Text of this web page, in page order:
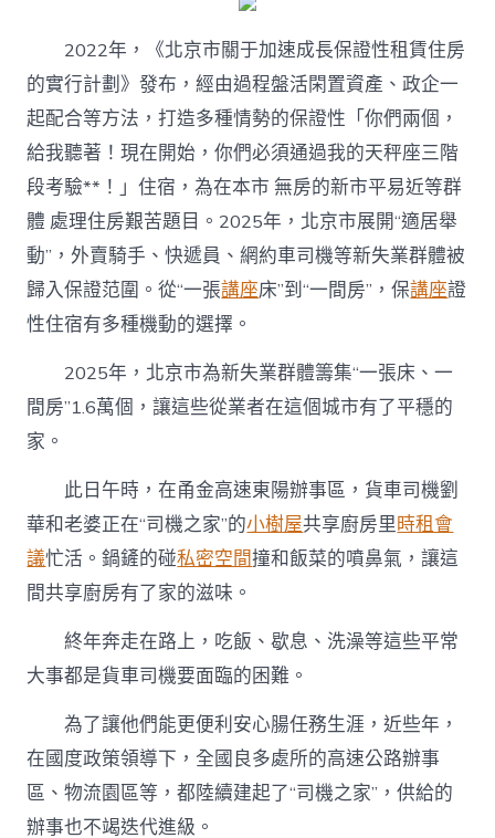
2022年，《北京市關于加速成長保證性租賃住房
的實行計劃》發布，經由過程盤活閑置資產、政企一
起配合等方法，打造多種情勢的保證性「你們兩個，
給我聽著！現在開始，你們必須通過我的天秤座三階
段考驗**！」住宿，為在本市 無房的新市平易近等群
體 處理住房艱苦題目。2025年，北京市展開“適居舉
動”，外賣騎手、快遞員、網約車司機等新失業群體被
歸入保證范圍。從“一張講座床”到“一間房”，保講座證
性住宿有多種機動的選擇。
2025年，北京市為新失業群體籌集“一張床、一
間房”1.6萬個，讓這些從業者在這個城市有了平穩的
家。
此日午時，在甬金高速東陽辦事區，貨車司機劉
華和老婆正在“司機之家”的小樹屋共享廚房里時租會
議忙活。鍋鏟的碰私密空間撞和飯菜的噴鼻氣，讓這
間共享廚房有了家的滋味。
終年奔走在路上，吃飯、歇息、洗澡等這些平常
大事都是貨車司機要面臨的困難。
為了讓他們能更便利安心腸任務生涯，近些年，
在國度政策領導下，全國良多處所的高速公路辦事
區、物流園區等，都陸續建起了“司機之家”，供給的
辦事也不竭迭代進級。